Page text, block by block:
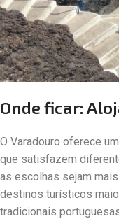
Onde ficar:
O Varadouro oferece
que satisfazem
as escolhas sejam
destinos turísticos
tradicionais